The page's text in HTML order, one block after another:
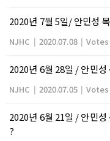
2020년 7월 5일/ 안민성
NJHC | 2020.07.08 |
2020년 6월 28일 / 안민
NJHC | 2020.07.05 |
2020년 6월 21일 / 안민성
?